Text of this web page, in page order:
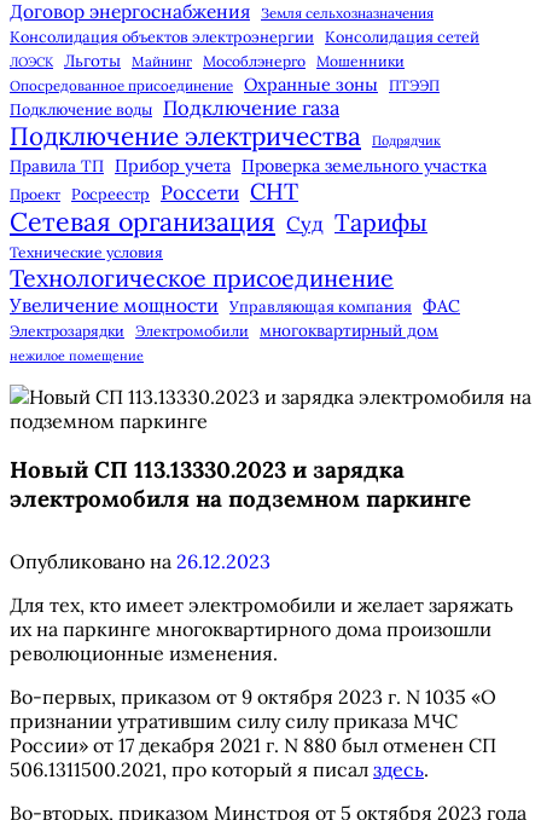
Договор энергоснабжения Земля сельхозназначения
Консолидация объектов электроэнергии Консолидация сетей
ЛОЭСК Льготы Майнинг Мособлэнерго Мошенники
Опосредованное присоединение Охранные зоны ПТЭЭП
Подключение воды Подключение газа
Подключение электричества Подрядчик
Правила ТП Прибор учета Проверка земельного участка
Проект Росреестр Россети СНТ
Сетевая организация Суд Тарифы
Технические условия
Технологическое присоединение
Увеличение мощности Управляющая компания ФАС
Электрозарядки Электромобили многоквартирный дом
нежилое помещение
Новый СП 113.13330.2023 и зарядка
электромобиля на подземном паркинге
Опубликовано на 26.12.2023
Для тех, кто имеет электромобили и желает заряжать
их на паркинге многоквартирного дома произошли
революционные изменения.
Во-первых, приказом от 9 октября 2023 г. N 1035 «О
признании утратившим силу силу приказа МЧС
России» от 17 декабря 2021 г. N 880 был отменен СП
506.1311500.2021, про который я писал здесь.
Во-вторых, приказом Минстроя от 5 октября 2023 года